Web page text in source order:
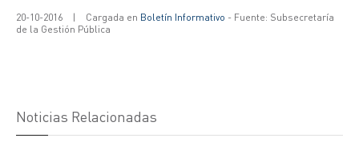
20-10-2016 | Cargada en Boletín Informativo - Fuente: Subsecretaría
de la Gestión Pública
Noticias Relacionadas